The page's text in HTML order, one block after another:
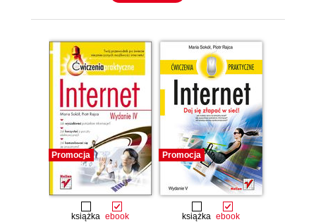
Promocja
książka ebook
Promocja
książka ebook